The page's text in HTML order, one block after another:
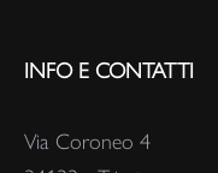
INFO E CONTATTI
Via Coroneo 4